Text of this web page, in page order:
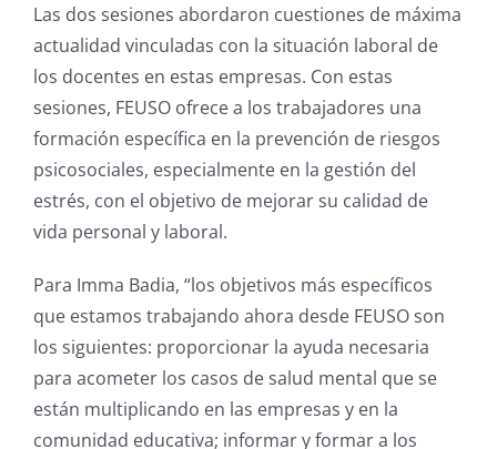
Las dos sesiones abordaron cuestiones de máxima
actualidad vinculadas con la situación laboral de
los docentes en estas empresas. Con estas
sesiones, FEUSO ofrece a los trabajadores una
formación específica en la prevención de riesgos
psicosociales, especialmente en la gestión del
estrés, con el objetivo de mejorar su calidad de
vida personal y laboral.
Para Imma Badia, “los objetivos más específicos
que estamos trabajando ahora desde FEUSO son
los siguientes: proporcionar la ayuda necesaria
para acometer los casos de salud mental que se
están multiplicando en las empresas y en la
comunidad educativa; informar y formar a los